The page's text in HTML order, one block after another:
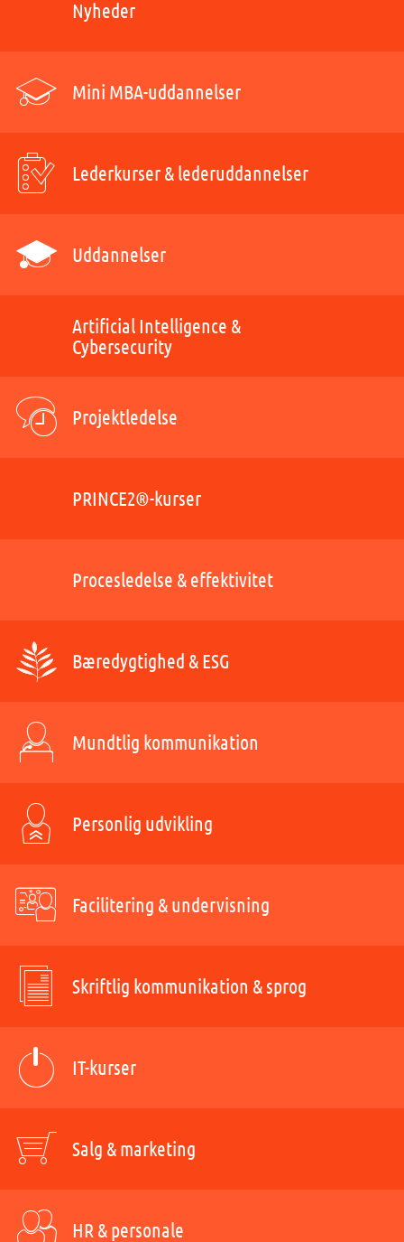
Nyheder
Mini MBA-uddannelser
Lederkurser & lederuddannelser
Uddannelser
Artificial Intelligence &
Cybersecurity
Projektledelse
PRINCE2®-kurser
Procesledelse & effektivitet
Bæredygtighed & ESG
Mundtlig kommunikation
Personlig udvikling
Facilitering & undervisning
Skriftlig kommunikation & sprog
IT-kurser
Salg & marketing
HR & personale